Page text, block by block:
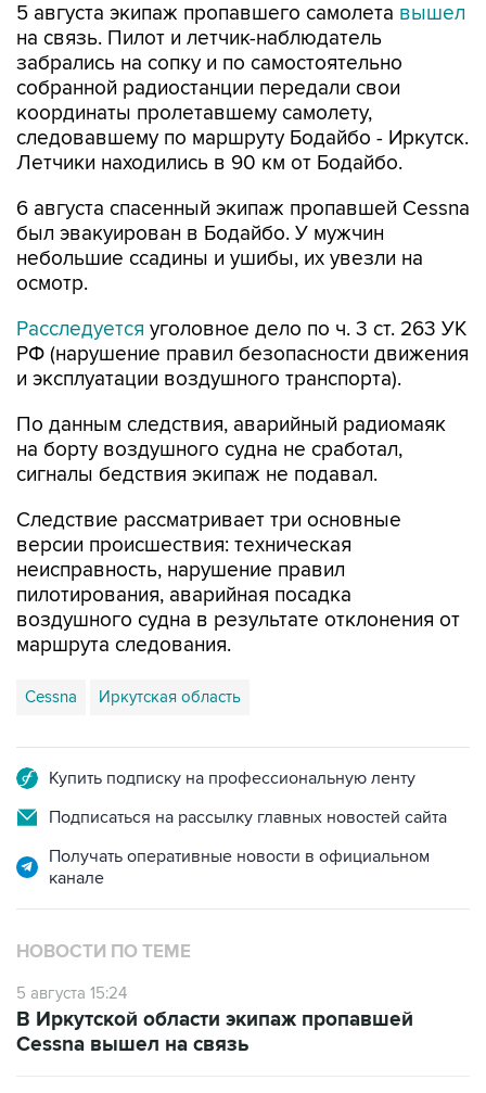
5 августа экипаж пропавшего самолета вышел
на связь. Пилот и летчик-наблюдатель
забрались на сопку и по самостоятельно
собранной радиостанции передали свои
координаты пролетавшему самолету,
следовавшему по маршруту Бодайбо - Иркутск.
Летчики находились в 90 км от Бодайбо.
6 августа спасенный экипаж пропавшей Cessna
был эвакуирован в Бодайбо. У мужчин
небольшие ссадины и ушибы, их увезли на
осмотр.
Расследуется уголовное дело по ч. 3 ст. 263 УК
РФ (нарушение правил безопасности движения
и эксплуатации воздушного транспорта).
По данным следствия, аварийный радиомаяк
на борту воздушного судна не сработал,
сигналы бедствия экипаж не подавал.
Следствие рассматривает три основные
версии происшествия: техническая
неисправность, нарушение правил
пилотирования, аварийная посадка
воздушного судна в результате отклонения от
маршрута следования.
Cessna Иркутская область
Купить подписку на профессиональную ленту
Подписаться на рассылку главных новостей сайта
Получать оперативные новости в официальном
канале
НОВОСТИ ПО ТЕМЕ
5 августа 15:24
В Иркутской области экипаж пропавшей
Cessna вышел на связь